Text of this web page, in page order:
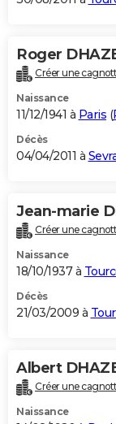
Roger
Créer une
Naissance
11/12/1941 à Paris (
Décès
04/04/2011 à
Jean-marie
Créer une
Naissance
18/10/1937 à
Décès
21/03/2009 à
Albert
Créer une
Naissance